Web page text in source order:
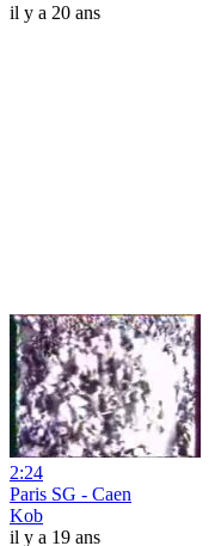
il y a 20 ans
2:24
Paris SG - Caen
Kob
il y a 19 ans